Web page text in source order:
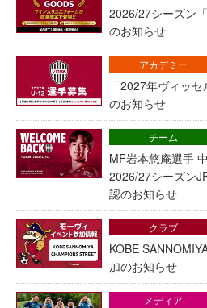
2026/27シーズン
のお知らせ
「2027年ヴィッ
のお知らせ
アカデミー
MF岩本悠庵選手
2026/27シーズン
認のお知らせ
チーム
KOBE
加のお知らせ
クラブ
メディア